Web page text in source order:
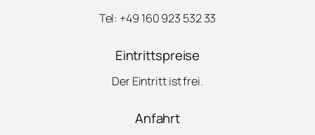
Tel: +49 160 923 532 33
Eintrittspreise
Der Eintritt ist frei.
Anfahrt